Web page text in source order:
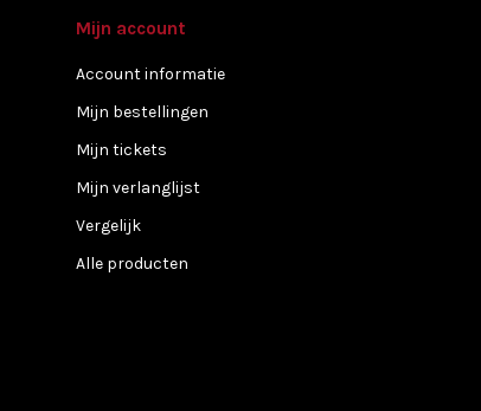
Mijn account
Account informatie
Mijn bestellingen
Mijn tickets
Mijn verlanglijst
Vergelijk
Alle producten